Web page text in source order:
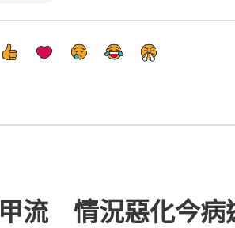
流 情況惡化今